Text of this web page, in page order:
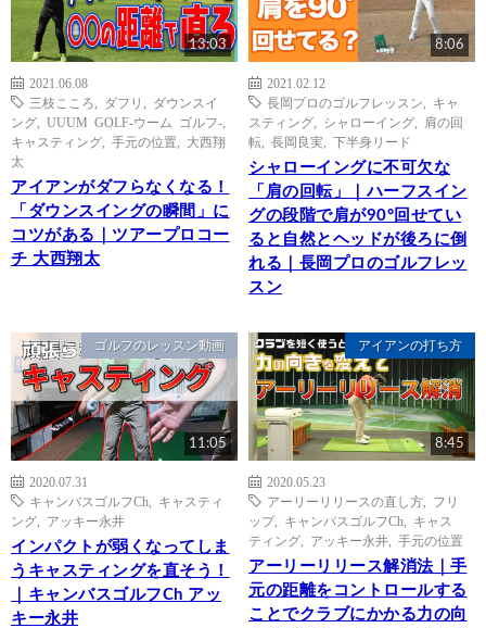
13:03
2021.06.08
三枝こころ
ダフリ
ダウンスイ
ング
UUUM GOLF-ウーム ゴルフ-
キャスティング
手元の位置
大西翔
太
アイアンがダフらなくなる！
「ダウンスイングの瞬間」に
コツがある｜ツアープロコー
チ 大西翔太
8:06
2021.02.12
長岡プロのゴルフレッスン
キャ
スティング
シャローイング
肩の回
転
長岡良実 下半身リード
シャローイングに不可欠な
「肩の回転」｜ハーフスイン
グの段階で肩が90°回せてい
ると自然とヘッドが後ろに倒
れる｜長岡プロのゴルフレッ
スン
ゴルフのレッスン動画
11:05
2020.07.31
キャンバスゴルフCh
キャスティ
ング
アッキー永井
インパクトが弱くなってしま
うキャスティングを直そう！
｜キャンバスゴルフCh アッ
キー永井
アイアンの打ち方
8:45
2020.05.23
アーリーリリースの直し方
フリ
ップ, キャンバスゴルフCh
キャス
ティング
アッキー永井 手元の位置
アーリーリリース解消法｜手
元の距離をコントロールする
ことでクラブにかかる力の向